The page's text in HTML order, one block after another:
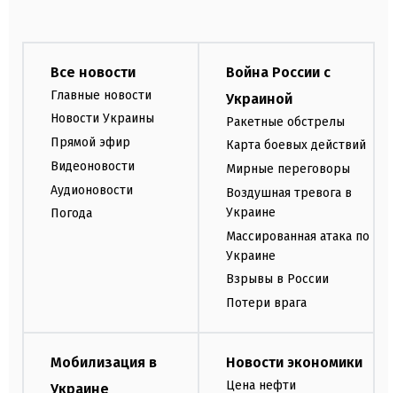
Все новости
Главные новости
Новости Украины
Прямой эфир
Видеоновости
Аудионовости
Погода
Война России с
Украиной
Ракетные обстрелы
Карта боевых действий
Мирные переговоры
Воздушная тревога в
Украине
Массированная атака по
Украине
Взрывы в России
Потери врага
Мобилизация в
Украине
Новости экономики
Цена нефти